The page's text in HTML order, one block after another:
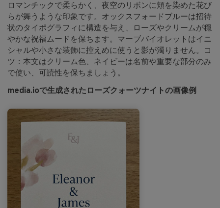
ロマンチックで柔らかく、夜空のリボンに頬を染めた花び
らが舞うような印象です。オックスフォードブルーは招待
状のタイポグラフィに構造を与え、ローズやクリームが穏
やかな祝福ムードを保ちます。マーブバイオレットはイニ
シャルや小さな装飾に控えめに使うと影が濁りません。コ
ツ：本文はクリーム色、ネイビーは名前や重要な部分のみ
で使い、可読性を保ちましょう。
media.ioで生成されたローズクォーツナイトの画像例